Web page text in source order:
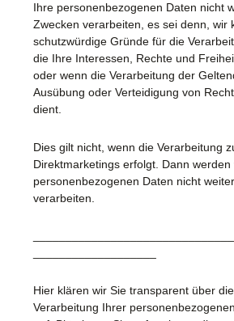
Ihre personenbezogenen Daten nicht
Zwecken verarbeiten, es sei denn, wir
schutzwürdige Gründe für die
die Ihre Interessen, Rechte und
oder wenn die Verarbeitung der
Ausübung oder Verteidigung von
dient.
Dies gilt nicht, wenn die Verarbeitung
Direktmarketings erfolgt. Dann werden
personenbezogenen Daten nicht
verarbeiten.
Hier klären wir Sie transparent über
Verarbeitung Ihrer